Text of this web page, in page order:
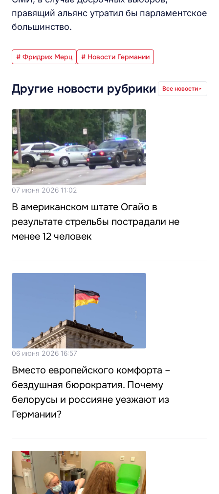
правящий альянс утратил бы парламентское
большинство.
# Фридрих Мерц # Новости Германии
Другие новости рубрики Все новости
07 июня 2026 11:02
В американском штате Огайо в
результате стрельбы пострадали не
менее 12 человек
06 июня 2026 16:57
Вместо европейского комфорта –
бездушная бюрократия. Почему
белорусы и россияне уезжают из
Германии?